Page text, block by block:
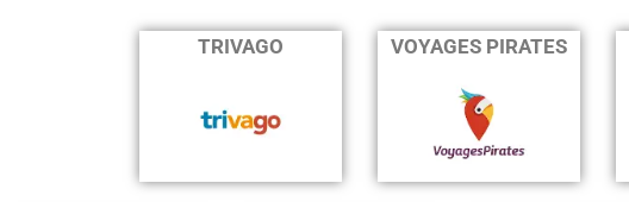
TRIVAGO VOYAGES PIRATES